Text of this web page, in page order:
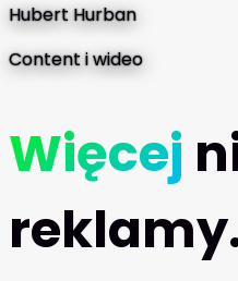
Hubert Hurban
Content i wideo
Więcej